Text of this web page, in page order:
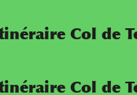
Col de
Col de
à 11:39
& Merveilles
)